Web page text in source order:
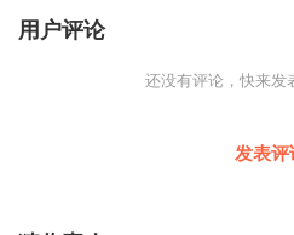
用户评论
还没有评论，快来发
发表评